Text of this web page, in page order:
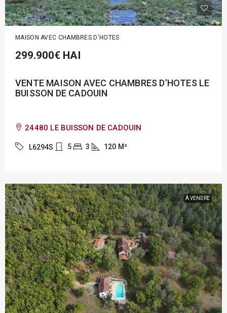
MAISON AVEC CHAMBRES D'HOTES
299.900€ HAI
VENTE MAISON AVEC CHAMBRES D’HOTES LE
BUISSON DE CADOUIN
24480 LE BUISSON DE CADOUIN
L6294S 5 3 120 M²
À VENDRE